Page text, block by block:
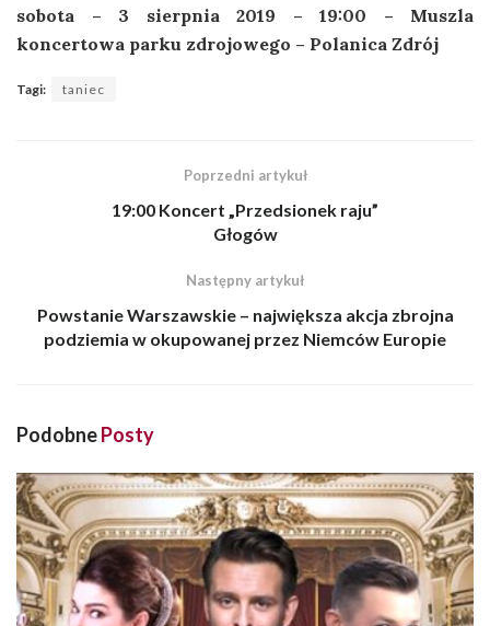
sobota – 3 sierpnia 2019 – 19:00 – Muszla
koncertowa parku zdrojowego – Polanica Zdrój
Tagi: taniec
Poprzedni artykuł
19:00 Koncert „Przedsionek raju”
Głogów
Następny artykuł
Powstanie Warszawskie – największa akcja zbrojna
podziemia w okupowanej przez Niemców Europie
PodobnePosty